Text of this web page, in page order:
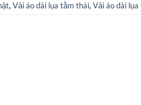
,Vải áo dài lụa tằm thái,Vải áo dài